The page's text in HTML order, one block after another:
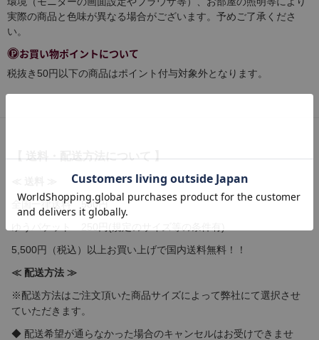
実際の商品と色味が異なる場合がございます。予めご了承くださ
い。
お買い物ポイントについて
税抜き50円以下の商品はポイント付与対象外となります。
【 送料・配送方法について 】
全国一律送料 580円
5,500円（税込）以上お買い上げで国内送料無料！！
≪ 配送方法 ≫
※配送方法はご注文頂いた商品サイズによって弊社にて選択させ
ていただきます。
◆ 配送希望が通らなかった場合のキャンセルはお受けできませ